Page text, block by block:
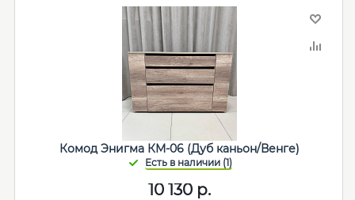
Комод Энигма КМ-06 (Дуб каньон/Венге)
10 130р.